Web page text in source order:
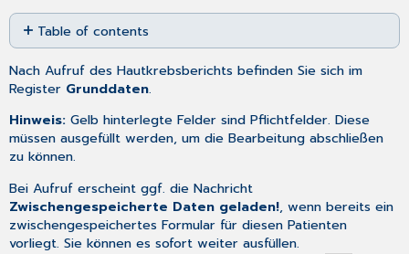
Save
as
PDF
Table of contents
Bereich
Patient
Bereich
Unfallbetrieb/Schule
Bereich
Kostenträger
Bereich
Informationen
Bericht
NachAufruf des Hautkrebsberichts befinden Sie sich im
Register Grunddaten.
Hinweis:Gelb hinterlegte Felder sind Pflichtfelder. Diese
müssen ausgefüllt werden, um die Bearbeitung abschließen
zu können.
Bei Aufruf erscheint ggf. die Nachricht
Zwischengespeicherte Daten geladen!, wenn bereits ein
zwischengespeichertes Formular für diesen Patienten
vorliegt. Sie können es sofort weiter ausfüllen.